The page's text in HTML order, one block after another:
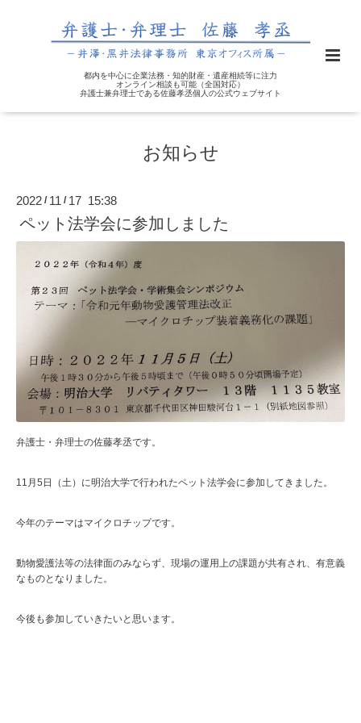
都内を中心に企業法務・知的財産・遺産相続等に注力
オンライン相談も可能（全国対応）
弁護士兼弁理士である佐藤孝丞個人の公式ウェブサイト
お知らせ
2022 / 11 / 17 15:38
ペット法学会に参加しました
弁護士・弁理士の佐藤孝丞です。
11月5日（土）に明治大学で行われたペット法学会に参加してきました。
今年のテーマはマイクロチップです。
動物愛護法等の法律面のみならず、現場の運用上の課題が共有され、有意義
なものとなりました。
今後も参加していきたいと思います。